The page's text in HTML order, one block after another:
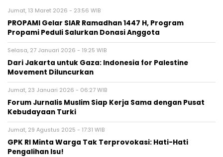
Jumat, 13 Maret 2026 - 23:56 WIB
PROPAMI Gelar SIAR Ramadhan 1447 H, Program
Propami Peduli Salurkan Donasi Anggota
Selasa, 27 Januari 2026 - 19:25 WIB
Dari Jakarta untuk Gaza: Indonesia for Palestine
Movement Diluncurkan
Jumat, 23 Januari 2026 - 06:27 WIB
Forum Jurnalis Muslim Siap Kerja Sama dengan Pusat
Kebudayaan Turki
Jumat, 29 Agustus 2025 - 17:31 WIB
GPK RI Minta Warga Tak Terprovokasi: Hati-Hati
Pengalihan Isu!